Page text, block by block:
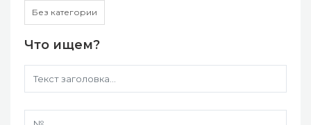
Без категории
Что ищем?